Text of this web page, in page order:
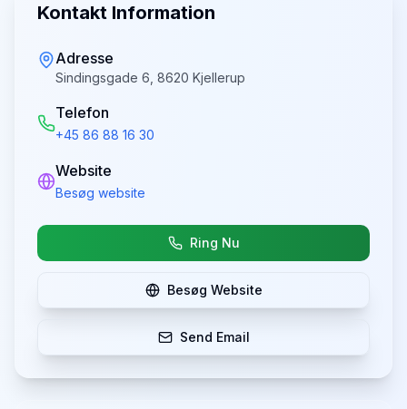
Kontakt Information
Adresse
Sindingsgade 6, 8620 Kjellerup
Telefon
+45 86 88 16 30
Website
Besøg website
Ring Nu
Besøg Website
Send Email